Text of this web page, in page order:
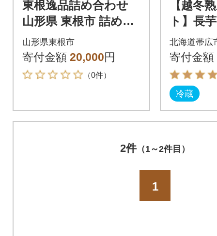
東根逸品詰め合わせ
山形県 東根市 詰め合
わせ hi004-hi038-001r
山形県東根市
寄付金額 20,000円
（0件）
【越冬
ト】長
も(とう
ウ 計約
十勝帯
北海道帯広
寄付金額
冷蔵
2件（1～2件目）
1